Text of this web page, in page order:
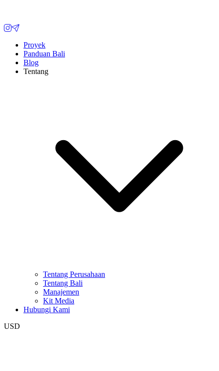
Proyek
Panduan Bali
Blog
Tentang
Tentang Perusahaan
Tentang Bali
Manajemen
Kit Media
Hubungi Kami
USD